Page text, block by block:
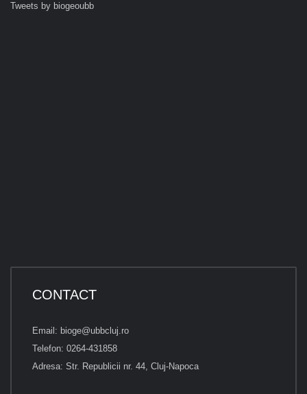
Tweets by biogeoubb
CONTACT
Email: bioge@ubbcluj.ro
Telefon: 0264-431858
Adresa: Str. Republicii nr. 44, Cluj-Napoca